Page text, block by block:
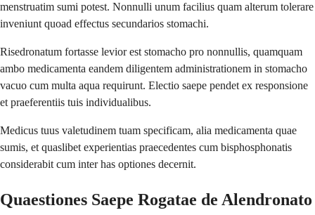
menstruatim sumi potest. Nonnulli unum facilius quam alterum tolerare
inveniunt quoad effectus secundarios stomachi.
Risedronatum fortasse levior est stomacho pro nonnullis, quamquam
ambo medicamenta eandem diligentem administrationem in stomacho
vacuo cum multa aqua requirunt. Electio saepe pendet ex responsione
et praeferentiis tuis individualibus.
Medicus tuus valetudinem tuam specificam, alia medicamenta quae
sumis, et quaslibet experientias praecedentes cum bisphosphonatis
considerabit cum inter has optiones decernit.
Quaestiones Saepe Rogatae de Alendronato